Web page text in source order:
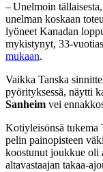
– Unelmoin
unelman koskaan
lyöneet Kanadan
mykistynyt, 33-
mukaan.
Vaikka Tanska
pyörityksessä, näytti
Sanheim vei
Kotiyleisönsä tukema
pelin painopisteen
koostunut joukkue oli
altavastaajan takaa-